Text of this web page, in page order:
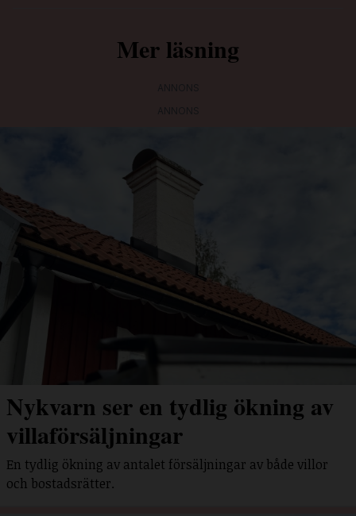
Mer läsning
Nykvarn ser en tydlig ökning av
villaförsäljningar
En tydlig ökning av antalet försäljningar av både villor
och bostadsrätter.